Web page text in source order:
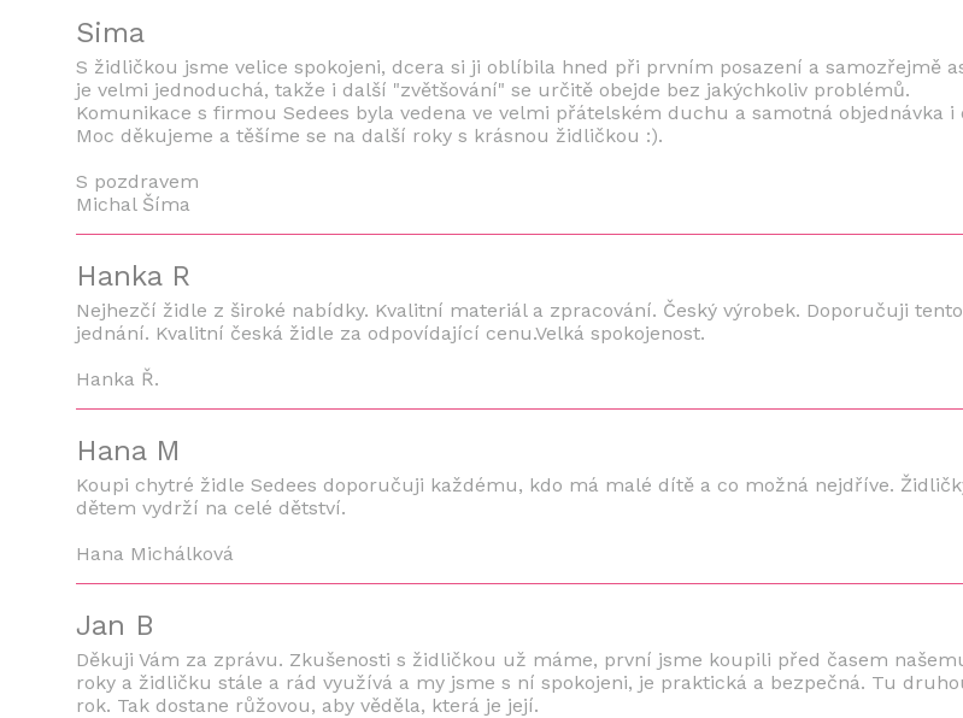
Sima
S židličkou jsme velice spokojeni, dcera si ji oblíbila hned při prvním posazení a samozřejmě
je velmi jednoduchá, takže i další "zvětšování" se určitě obejde bez jakýchkoliv problémů.
Komunikace s firmou Sedees byla vedena ve velmi přátelském duchu a samotná objednávka
Moc děkujeme a těšíme se na další roky s krásnou židličkou :).
S pozdravem
Michal Šíma
Hanka R
Nejhezčí židle z široké nabídky. Kvalitní materiál a zpracování. Český výrobek. Doporučuji
jednání. Kvalitní česká židle za odpovídající cenu.Velká spokojenost.
Hanka Ř.
Hana M
Koupi chytré židle Sedees doporučuji každému, kdo má malé dítě a co možná nejdříve.
dětem vydrží na celé dětství.
Hana Michálková
Jan B
Děkuji Vám za zprávu. Zkušenosti s židličkou už máme, první jsme koupili před časem
roky a židličku stále a rád využívá a my jsme s ní spokojeni, je praktická a bezpečná. Tu
rok. Tak dostane růžovou, aby věděla, která je její.